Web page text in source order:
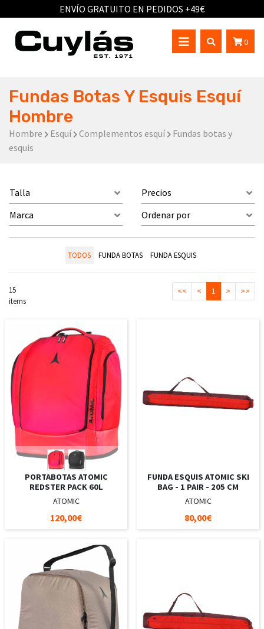
ENVÍO GRATUITO EN PEDIDOS +49€
0
Fundas Botas Y Esquis Esquí
Hombre
Hombre Esquí Complementos esquí
Fundas botas y
esquis
Talla
Precios
Marca
Ordenar por
TODOS FUNDA BOTAS FUNDA ESQUIS
15
items
<< < 1 > >>
PORTABOTAS ATOMIC
REDSTER PACK 60L
ATOMIC
120,00€
FUNDA ESQUIS ATOMIC SKI
BAG - 1 PAIR - 205 CM
ATOMIC
80,00€